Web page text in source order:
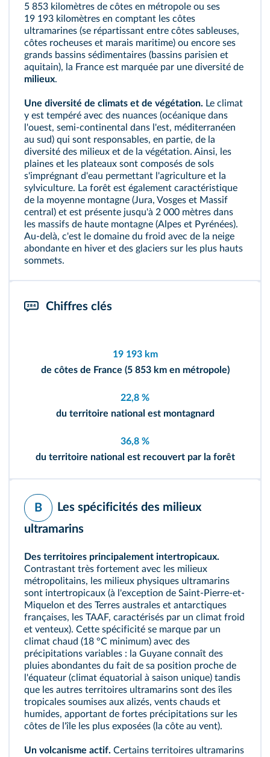
5 853 kilomètres de côtes en métropole ou ses
19 193 kilomètres en comptant les côtes
ultramarines (se répartissant entre côtes sableuses,
côtes rocheuses et marais maritime) ou encore ses
grands bassins sédimentaires (bassins parisien et
aquitain), la France est marquée par une diversité de
milieux.
Une diversité de climats et de végétation. Le climat
y est tempéré avec des nuances (océanique dans
l'ouest, semi-continental dans l'est, méditerranéen
au sud) qui sont responsables, en partie, de la
diversité des milieux et de la végétation. Ainsi, les
plaines et les plateaux sont composés de sols
s'imprégnant d'eau permettant l'agriculture et la
sylviculture. La forêt est également caractéristique
de la moyenne montagne (Jura, Vosges et Massif
central) et est présente jusqu'à 2 000 mètres dans
les massifs de haute montagne (Alpes et Pyrénées).
Au-delà, c'est le domaine du froid avec de la neige
abondante en hiver et des glaciers sur les plus hauts
sommets.
Chiffres clés
19 193 km
de côtes de France (5 853 km en métropole)
22,8 %
du territoire national est montagnard
36,8 %
du territoire national est recouvert par la forêt
B
Les spécificités des milieux
ultramarins
Des territoires principalement intertropicaux.
Contrastant très fortement avec les milieux
métropolitains, les milieux physiques ultramarins
sont intertropicaux (à l'exception de Saint-Pierre-et-
Miquelon et des Terres australes et antarctiques
françaises, les TAAF, caractérisés par un climat froid
et venteux). Cette spécificité se marque par un
climat chaud (18 °C minimum) avec des
précipitations variables : la Guyane connaît des
pluies abondantes du fait de sa position proche de
l'équateur (climat équatorial à saison unique) tandis
que les autres territoires ultramarins sont des îles
tropicales soumises aux alizés, vents chauds et
humides, apportant de fortes précipitations sur les
côtes de l'île les plus exposées (la côte au vent).
Un volcanisme actif. Certains territoires ultramarins